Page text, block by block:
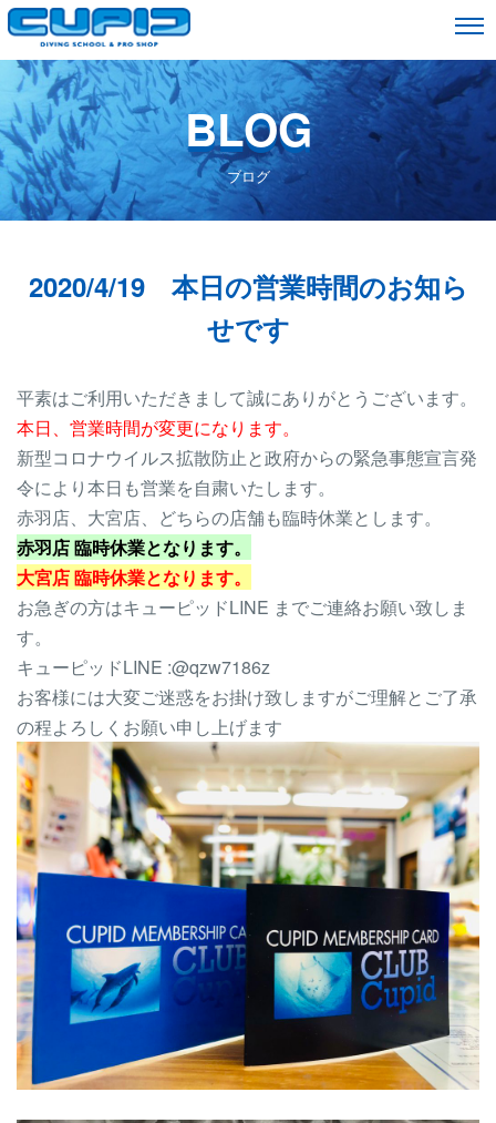
BLOG
ブログ
2020/4/19 本日の営業時間のお知ら
せです
平素はご利用いただきまして誠にありがとうございます。
本日、営業時間が変更になります。
新型コロナウイルス拡散防止と政府からの緊急事態宣言発
令により本日も営業を自粛いたします。
赤羽店、大宮店、どちらの店舗も臨時休業とします。
赤羽店 臨時休業となります。
大宮店 臨時休業となります。
お急ぎの方はキューピッドLINE までご連絡お願い致しま
す。
キューピッドLINE :@qzw7186z
お客様には大変ご迷惑をお掛け致しますがご理解とご了承
の程よろしくお願い申し上げます